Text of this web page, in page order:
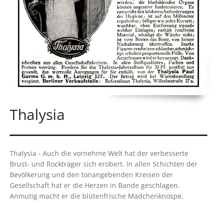
Thalysia
Thalysia - Auch die vornehme Welt hat der verbesserte
Brust- und Rockträger sich erobert. In allen Schichten der
Bevölkerung und den tonangebenden Kreisen der
Gesellschaft hat er die Herzen in Bande geschlagen.
Anmutig macht er die blütenfrische Mädchenknospe,